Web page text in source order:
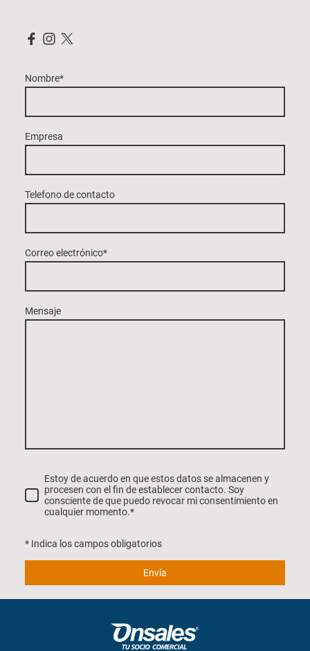
Nombre*
Empresa
Telefono de contacto
Correo electrónico*
Mensaje
Estoy de acuerdo en que estos datos se almacenen y
procesen con el fin de establecer contacto. Soy
consciente de que puedo revocar mi consentimiento en
cualquier momento.*
* Indica los campos obligatorios
Envía